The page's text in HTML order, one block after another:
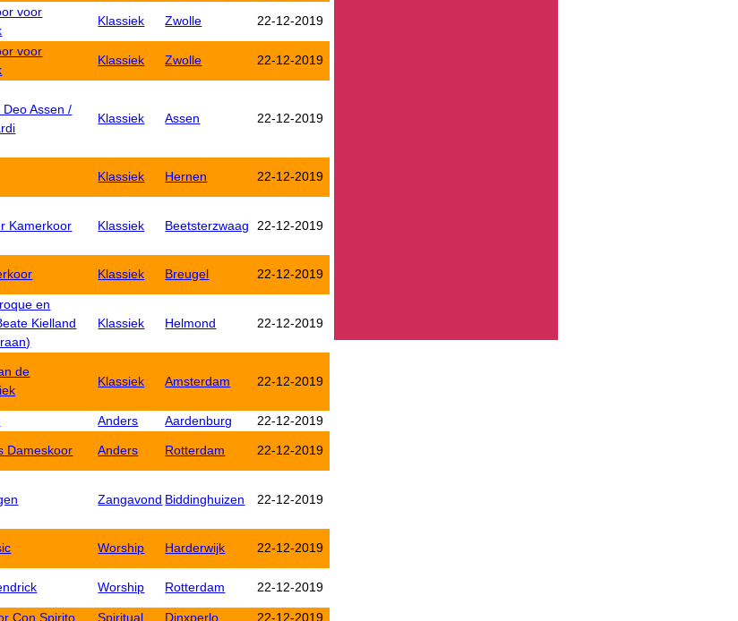
voor
Klassiek Zwolle 22-12-2019
voor
Klassiek Zwolle 22-12-2019
Assen /
Klassiek Assen 22-12-2019
Klassiek Hernen 22-12-2019
Kamerkoor Klassiek Beetsterzwaag 22-12-2019
Klassiek Breugel 22-12-2019
en
Kielland
Klassiek Helmond 22-12-2019
de
Klassiek Amsterdam 22-12-2019
Anders Aardenburg
22-12-2019
Dameskoor Anders Rotterdam 22-12-2019
Zangavond Biddinghuizen 22-12-2019
Worship Harderwijk 22-12-2019
Worship Rotterdam 22-12-2019
Con Spirito Spiritual Dinxperlo 22-12-2019